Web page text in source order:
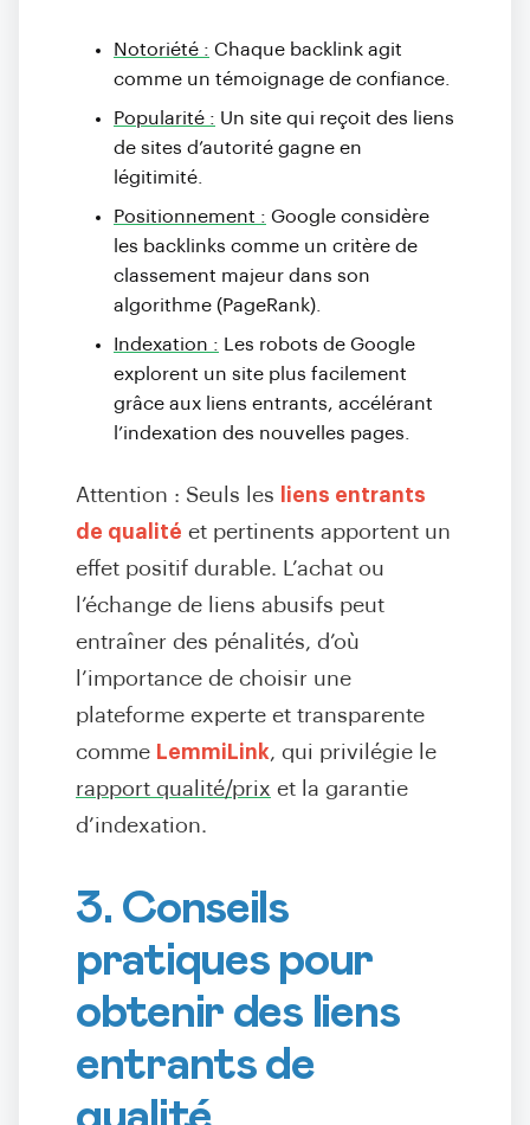
Notoriété : Chaque backlink agit
comme un témoignage de confiance.
Popularité : Un site qui reçoit des liens
de sites d’autorité gagne en
légitimité.
Positionnement : Google considère
les backlinks comme un critère de
classement majeur dans son
algorithme (PageRank).
Indexation : Les robots de Google
explorent un site plus facilement
grâce aux liens entrants, accélérant
l’indexation des nouvelles pages
Attention : Seuls les
liens entrants
de qualité et pertinents apportent un
effet positif durable. L’achat ou
l’échange de liens abusifs peut
entraîner des pénalités, d’où
l’importance de choisir une
plateforme experte et transparente
comme LemmiLink, qui privilégie le
rapport qualité/prix et la garantie
d’indexation.
3. Conseils
pratiques pour
obtenir des liens
entrants de